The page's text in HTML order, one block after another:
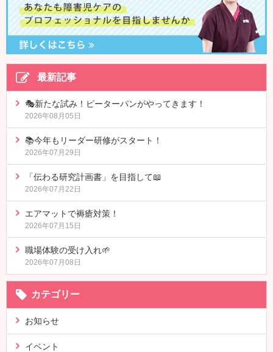
最新記事
🎭新たな試み！ピーターパンがやってきます！
2026年08月05日
📚今年もリーダー研修がスタート！
2026年07月29日
「伝わる研究計画書」を目指して📖
2026年07月22日
エアマットで褥瘡対策！
2026年07月15日
職場体験の受け入れ🌱
2026年07月08日
カテゴリー
お知らせ
イベント